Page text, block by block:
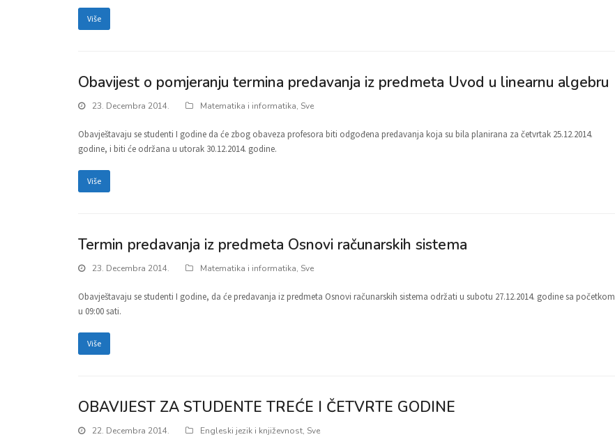
Više
Obavijest o pomjeranju termina predavanja iz predmeta Uvod u linearnu algebru
23. Decembra 2014. Matematika i informatika, Sve
Obavještavaju se studenti I godine da će zbog obaveza profesora biti odgođena predavanja koja su bila planirana za četvrtak 25.12.2014.
godine, i biti će održana u utorak 30.12.2014. godine.
Više
Termin predavanja iz predmeta Osnovi računarskih sistema
23. Decembra 2014. Matematika i informatika, Sve
Obavještavaju se studenti I godine, da će predavanja iz predmeta Osnovi računarskih sistema održati u subotu 27.12.2014. godine sa početkom
u 09:00 sati.
Više
OBAVIJEST ZA STUDENTE TREĆE I ČETVRTE GODINE
22. Decembra 2014. Engleski jezik i književnost, Sve